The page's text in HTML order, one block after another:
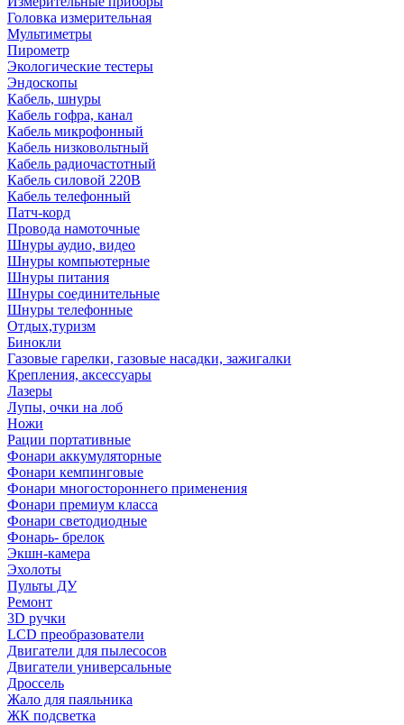
Головка измерительная
Мультиметры
Пирометр
Экологические тестеры
Эндоскопы
Кабель, шнуры
Кабель гофра, канал
Кабель микрофонный
Кабель низковольтный
Кабель радиочастотный
Кабель силовой 220В
Кабель телефонный
Патч-корд
Провода намоточные
Шнуры аудио, видео
Шнуры компьютерные
Шнуры питания
Шнуры соединительные
Шнуры телефонные
Отдых,туризм
Бинокли
Газовые гарелки, газовые насадки, зажигалки
Крепления, аксессуары
Лазеры
Лупы, очки на лоб
Ножи
Рации портативные
Фонари аккумуляторные
Фонари кемпинговые
Фонари многостороннего применения
Фонари премиум класса
Фонари светодиодные
Фонарь- брелок
Экшн-камера
Эхолоты
Пульты ДУ
Ремонт
3D ручки
LCD преобразователи
Двигатели для пылесосов
Двигатели универсальные
Дроссель
Жало для паяльника
ЖК подсветка